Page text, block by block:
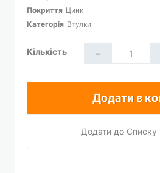
Покриття Цинк
Категорія Втулки
Кількість -
Додати в
Додати до